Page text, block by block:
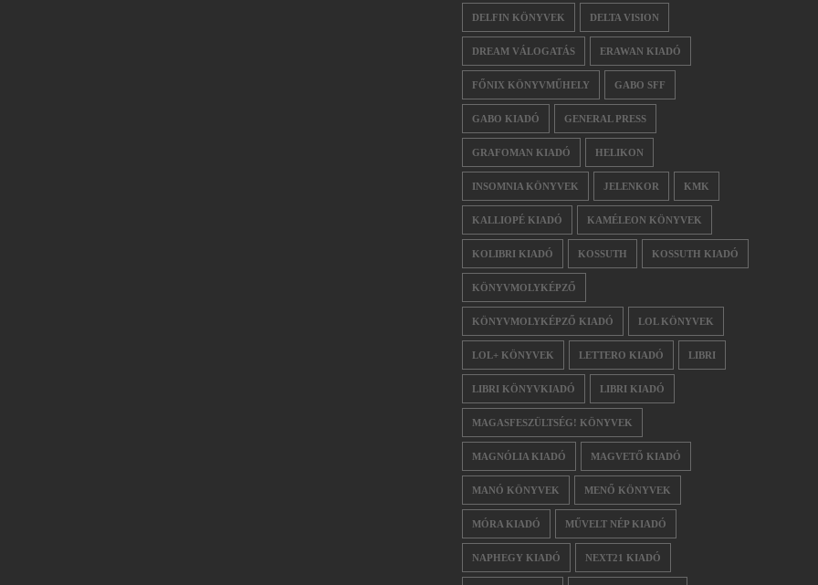
DELFIN KÖNYVEK DELTA VISION
DREAM VÁLOGATÁS ERAWAN KIADÓ
FŐNIX KÖNYVMŰHELY GABO SFF
GABO KIADÓ GENERAL PRESS
GRAFOMAN KIADÓ HELIKON
INSOMNIA KÖNYVEK JELENKOR KMK
KALLIOPÉ KIADÓ KAMÉLEON KÖNYVEK
KOLIBRI KIADÓ KOSSUTH KOSSUTH KIADÓ
KÖNYVMOLYKÉPZŐ
KÖNYVMOLYKÉPZŐ KIADÓ LOL KÖNYVEK
LOL+ KÖNYVEK LETTERO KIADÓ LIBRI
LIBRI KÖNYVKIADÓ LIBRI KIADÓ
MAGASFESZÜLTSÉG! KÖNYVEK
MAGNÓLIA KIADÓ MAGVETŐ KIADÓ
MANÓ KÖNYVEK MENŐ KÖNYVEK
MÓRA KIADÓ MŰVELT NÉP KIADÓ
NAPHEGY KIADÓ NEXT21 KIADÓ